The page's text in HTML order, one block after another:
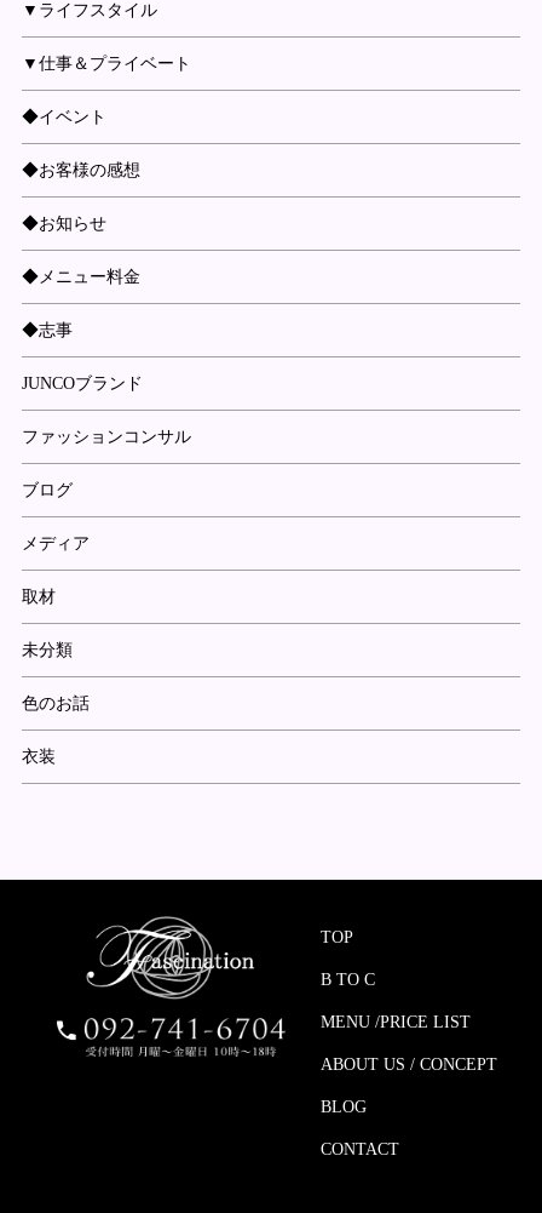
▼ライフスタイル
▼仕事＆プライベート
◆イベント
◆お客様の感想
◆お知らせ
◆メニュー料金
◆志事
JUNCOブランド
ファッションコンサル
ブログ
メディア
取材
未分類
色のお話
衣装
TOP
B TO C
MENU /PRICE LIST
ABOUT US / CONCEPT
BLOG
CONTACT